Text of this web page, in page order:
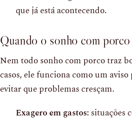
que já está acontecendo.
Quando o sonho com
Nem todo sonho com porco traz
casos, ele funciona como um
evitar que problemas cresçam.
Exagero em gastos:situações